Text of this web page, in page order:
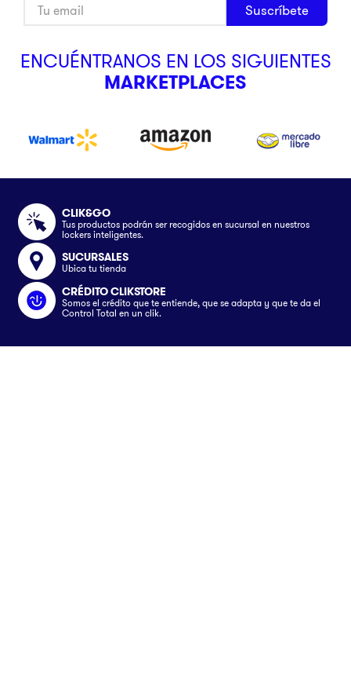
Suscríbete
ENCUÉNTRANOS EN LOS SIGUIENTES
MARKETPLACES
CLIK&GO
Tus productos podrán ser recogidos en sucursal en nuestros
lockers inteligentes.
SUCURSALES
Ubica tu tienda
CRÉDITO CLIKSTORE
Somos el crédito que te entiende, que se adapta y que te da el
Control Total en un clik.